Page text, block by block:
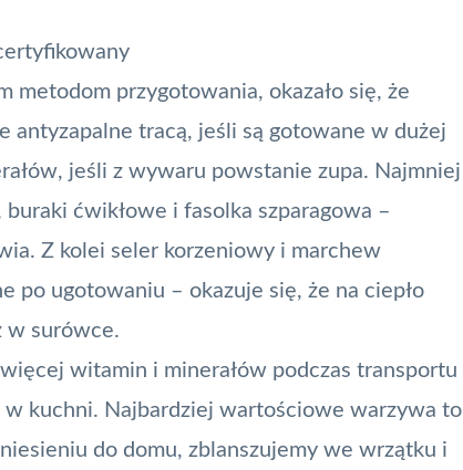
przygotowania, okazało się, że
antyzapalne tracą, jeśli są gotowane w dużej
jeśli z wywaru powstanie zupa. Najmniej
ćwikłowe i fasolka szparagowa –
Z kolei seler korzeniowy i marchew
po ugotowaniu – okazuje się, że na ciepło
w surówce.
witamin i minerałów podczas transportu
kuchni. Najbardziej wartościowe warzywa to
do domu, zblanszujemy we wrzątku i